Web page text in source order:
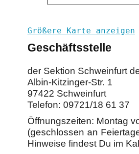
Größere Karte anzeigen
Geschäftsstelle
der Sektion Schweinfurt
Albin-Kitzinger-Str. 1
97422 Schweinfurt
Telefon: 09721/18 61 37
Öffnungszeiten: Montag
(geschlossen an
Hinweise findest Du im